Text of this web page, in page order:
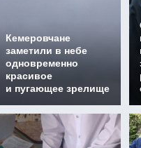
Кемеровчане
заметили в небе
одновременно
красивое
и пугающее зрелище